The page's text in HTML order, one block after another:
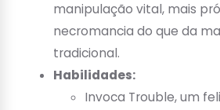
manipulação vital, mais
necromancia do que da
tradicional.
Habilidades:
Invoca Trouble, um